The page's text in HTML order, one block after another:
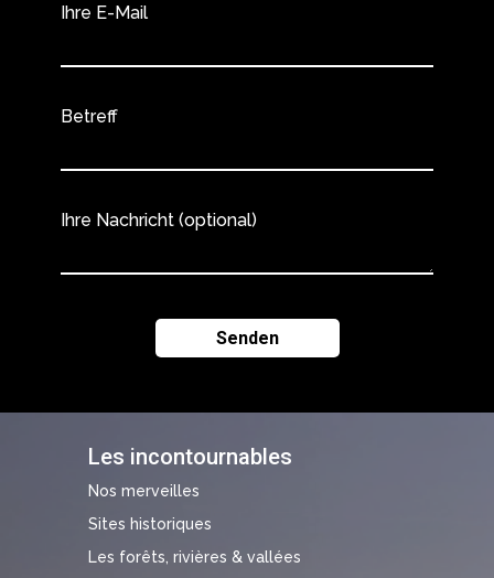
Les incontournables
Nos merveilles
Sites historiques
Les forêts, rivières & vallées
Ihre E-Mail
Betreff
Ihre Nachricht (optional)